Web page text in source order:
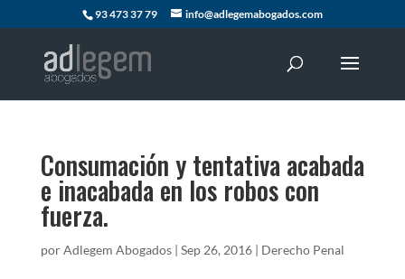
93 473 37 79 info@adlegemabogados.com
Consumación y tentativa acabada
e inacabada en los robos con
fuerza.
porAdlegem Abogados| Sep 26, 2016| Derecho Penal